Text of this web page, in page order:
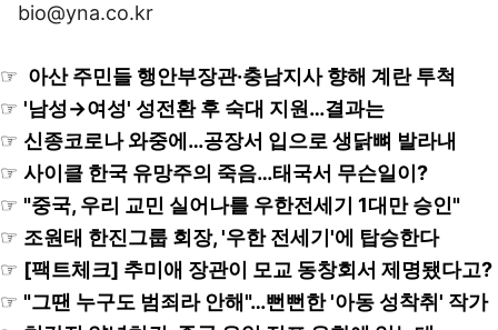
bio@yna.co.kr
☞ 아산 주민들 행안부장관·충남지사 향해 계란 투척
☞ '남성→여성' 성전환 후 숙대 지원…결과는
☞ 신종코로나 와중에…공장서 입으로 생닭뼈 발라내
☞ 사이클 한국 유망주의 죽음…태국서 무슨일이?
☞ "중국, 우리 교민 실어나를 우한전세기 1대만 승인"
☞ 조원태 한진그룹 회장, '우한 전세기'에 탑승한다
☞ [팩트체크] 추미애 장관이 모교 동창회서 제명됐다고?
☞ "그땐 누구도 범죄라 안해"…뻔뻔한 '아동 성착취' 작가